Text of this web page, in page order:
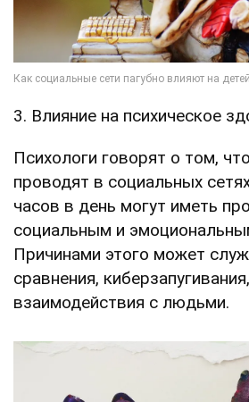
3. Влияние на психическое
Психологи говорят о том,
проводят в социальных
часов в день могут иметь
социальным и
Причинами этого может
сравнения,
взаимодействия с людьми.